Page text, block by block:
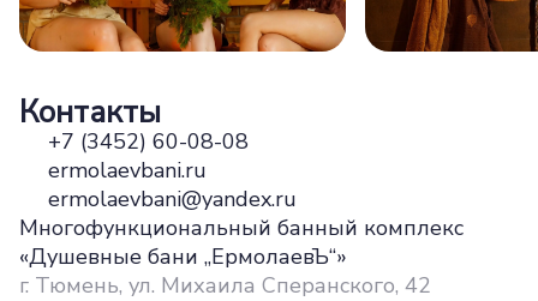
Контакты
+7 (3452) 60-08-08
ermolaevbani.ru
ermolaevbani@yandex.ru
Многофункциональный банный комплекс
«Душевные бани „ЕрмолаевЪ“»
г. Тюмень, ул. Михаила Сперанского, 42